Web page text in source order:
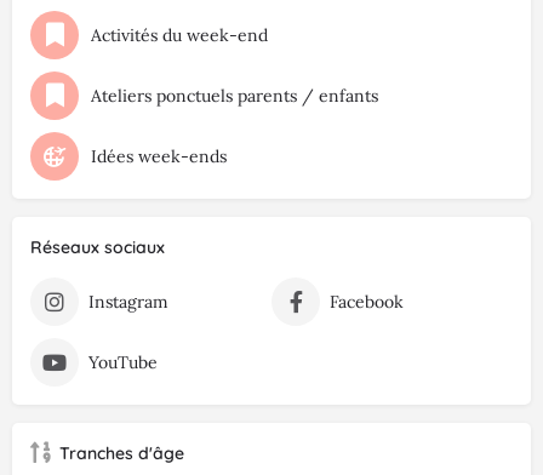
Activités du week-end
Ateliers ponctuels parents / enfants
Idées week-ends
Réseaux sociaux
Instagram Facebook
YouTube
Tranches d'âge